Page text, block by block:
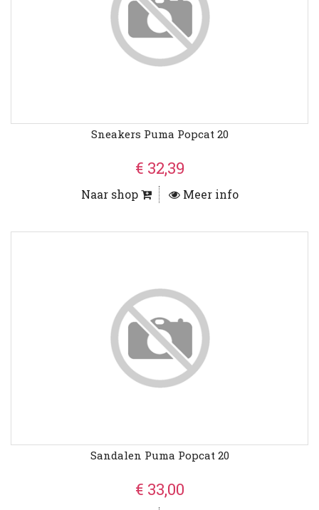
Sneakers Puma Popcat 20
€ 32,39
Naar shop Meer info
Sandalen Puma Popcat 20
€ 33,00